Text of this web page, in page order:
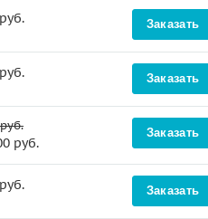
Заказать
Заказать
руб.
Заказать
Заказать